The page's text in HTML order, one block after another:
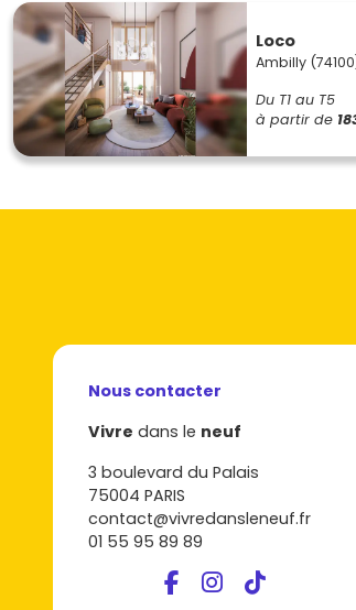
Loco
Ambilly
Du T1 au T5
à partir de
Nous contacter
Vivre dans le neuf
3 boulevard du Palais
75004 PARIS
contact@vivredansleneuf.fr
01 55 95 89 89